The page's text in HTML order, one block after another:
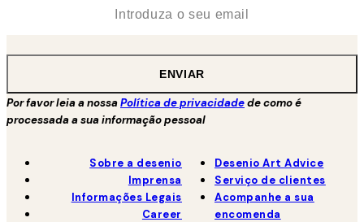
ENVIAR
Por favor leia a nossaPolítica de privacidadede como é
processada a sua informação pessoal
Sobre a desenio
Imprensa
Informações Legais
Career
Desenio Art Advice
Serviço de clientes
Acompanhe a sua
encomenda